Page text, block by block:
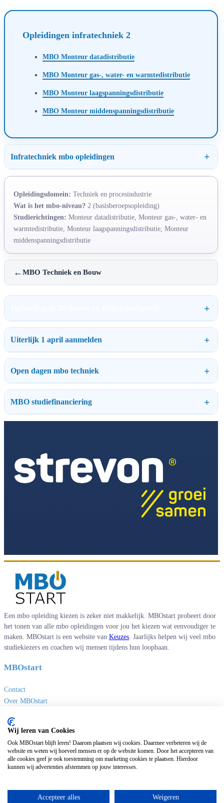
Opleidingen infratechniek 2
MBO Monteur datadistributie
MBO Monteur gas-, water- en warmtedistributie
MBO Monteur laagspanningsdistributie
MBO Monteur middenspanningsdistributie
Infratechniek mbo opleidingen
Opleidingsdomein: Techniek en procesindustrie
Wat is het mbo-niveau? 2 (basisberoepsopleiding)
Studierichtingen: Monteur datadistributie, Monteur gas-, water- en
warmtedistributie, Monteur laagspanningsdistributie, Monteur
middenspanningsdistributie
←MBO Techniek en Bouw
Uiterlijk 1 april aanmelden
Open dagen mbo techniek
MBO studiefinanciering
Een mbo opleiding kiezen is zeker niet makkelijk. MBOstart probeert door
het tonen van alle mbo opleidingen voor jou het kiezen wat eenvoudiger te
maken. MBOstart is een website van Keuzes . Jaarlijks helpen wij veel mbo
studiekiezers en coachen wij mensen tijdens hun loopbaan.
MBOstart
Contact
Over MBOstart
Disclaimer en privacy
MBO links
Sites van Keuzes
Universitaire opleidingen
Wij leren van Cookies
Ook MBOstart blijft leren! Daarom plaatsen wij cookies. Daarmee verbeteren wij de
website en weten wij hoeveel mensen er op de website komen. Door het accepteren van
alle cookies geef je ook toestemming om marketing cookies te plaatsen. Hierdoor
kunnen wij advertenties afstemmen op jouw interesses.
Accepteer alles Weigeren